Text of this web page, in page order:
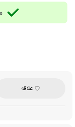
نارگیل، کره و خمیر کاکائو،
(امولسیفایرها، پایدارکننده،
علاقه